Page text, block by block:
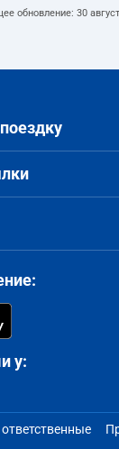
обновление: 30
у: